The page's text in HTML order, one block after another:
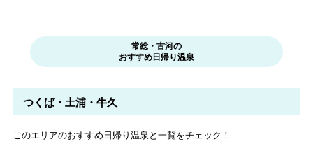
常総・古河の
おすすめ日帰り温泉
つくば・土浦・牛久
このエリアのおすすめ日帰り温泉と一覧をチェック！